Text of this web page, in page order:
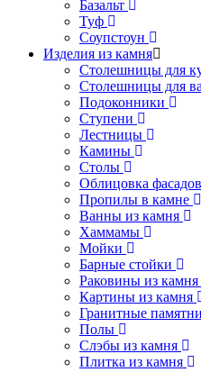
Базальт
Туф
Соупстоун
Изделия из камня
Столешницы для
Столешницы для
Подоконники
Ступени
Лестницы
Камины
Столы
Облицовка фасадов
Пропилы в камне
Ванны из камня
Хаммамы
Мойки
Барные стойки
Раковины из камня
Картины из камня
Гранитные
Полы
Слэбы из камня
Плитка из камня